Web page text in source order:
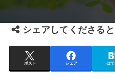
シェアしてくださる
ポスト シェア はて